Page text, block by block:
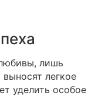
лишь
легкое
уделить особое